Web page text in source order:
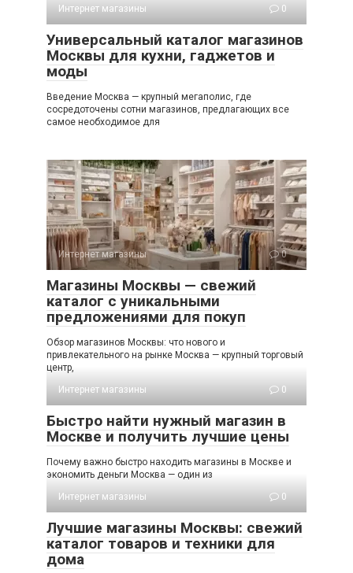
Интернет магазины
0
Универсальный каталог магазинов
Москвы для кухни, гаджетов и
моды
Введение Москва — крупный мегаполис, где
сосредоточены сотни магазинов, предлагающих все
самое необходимое для
Интернет магазины 0
Магазины Москвы — свежий
каталог с уникальными
предложениями для покуп
Обзор магазинов Москвы: что нового и
привлекательного на рынке Москва — крупный торговый
центр,
Интернет магазины
0
Быстро найти нужный магазин в
Москве и получить лучшие цены
Почему важно быстро находить магазины в Москве и
экономить деньги Москва — один из
Интернет магазины
0
Лучшие магазины Москвы: свежий
каталог товаров и техники для
дома